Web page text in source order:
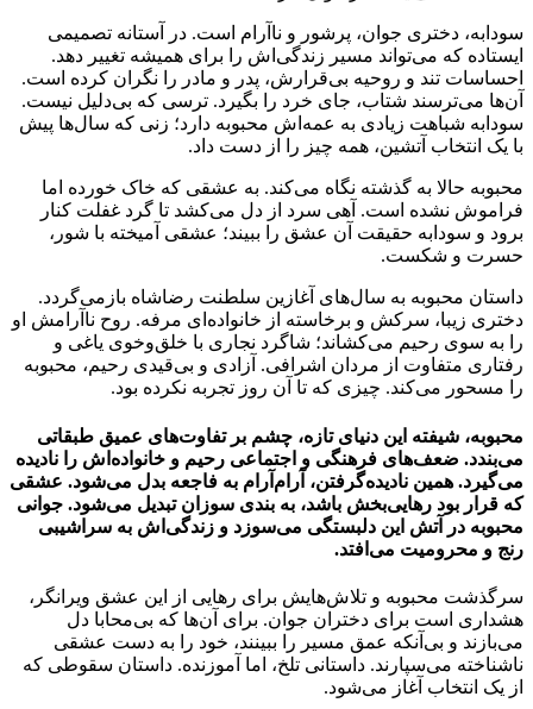
سودابه، دختری جوان، پرشور و ناآرام است. در آستانه تصمیمی
ایستاده که می‌تواند مسیر زندگی‌اش را برای همیشه تغییر دهد.
احساسات تند و روحیه بی‌قرارش، پدر و مادر را نگران کرده است.
آن‌ها می‌ترسند شتاب، جای خرد را بگیرد. ترسی که بی‌دلیل نیست.
سودابه شباهت زیادی به عمه‌اش محبوبه دارد؛ زنی که سال‌ها پیش
با یک انتخاب آتشین، همه چیز را از دست داد.
محبوبه حالا به گذشته نگاه می‌کند. به عشقی که خاک خورده اما
فراموش نشده است. آهی سرد از دل می‌کشد تا گرد غفلت کنار
برود و سودابه حقیقت آن عشق را ببیند؛ عشقی آمیخته با شور،
حسرت و شکست.
داستان محبوبه به سال‌های آغازین سلطنت رضاشاه بازمی‌گردد.
دختری زیبا، سرکش و برخاسته از خانواده‌ای مرفه. روح ناآرامش او
را به سوی رحیم می‌کشاند؛ شاگرد نجاری با خلق‌وخوی یاغی و
رفتاری متفاوت از مردان اشرافی. آزادی و بی‌قیدی رحیم، محبوبه
را مسحور می‌کند. چیزی که تا آن روز تجربه نکرده بود.
محبوبه، شیفته این دنیای تازه، چشم بر تفاوت‌های عمیق طبقاتی
می‌بندد. ضعف‌های فرهنگی و اجتماعی رحیم و خانواده‌اش را نادیده
می‌گیرد. همین نادیده‌گرفتن، آرام‌آرام به فاجعه بدل می‌شود. عشقی
که قرار بود رهایی‌بخش باشد، به بندی سوزان تبدیل می‌شود. جوانی
محبوبه در آتش این دلبستگی می‌سوزد و زندگی‌اش به سراشیبی
رنج و محرومیت می‌افتد.
سرگذشت محبوبه و تلاش‌هایش برای رهایی از این عشق ویرانگر،
هشداری است برای دختران جوان. برای آن‌ها که بی‌محابا دل
می‌بازند و بی‌آنکه عمق مسیر را ببینند، خود را به دست عشقی
ناشناخته می‌سپارند. داستانی تلخ، اما آموزنده. داستان سقوطی که
از یک انتخاب آغاز می‌شود.